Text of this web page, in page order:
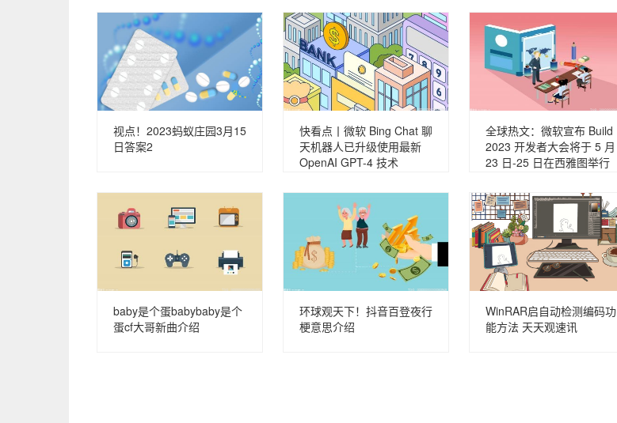
视点！2023蚂蚁庄园3月15
日答案2
快看点丨微软 Bing Chat 聊
天机器人已升级使用最新
OpenAI GPT-4 技术
全球热文：微软宣布 Build
2023 开发者大会将于 5 月
23 日-25 日在西雅图举行
baby是个蛋babybaby是个
蛋cf大哥新曲介绍
环球观天下！抖音百登夜行
梗意思介绍
WinRAR启自动检测编码功
能方法 天天观速讯